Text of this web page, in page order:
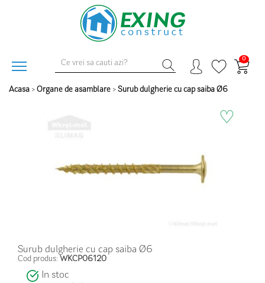
0
Acasa > Organe de asamblare > Surub dulgherie cu cap saiba Ø6
♡
Surub dulgherie cu cap saiba Ø6
Cod produs: WKCP06120
In stoc